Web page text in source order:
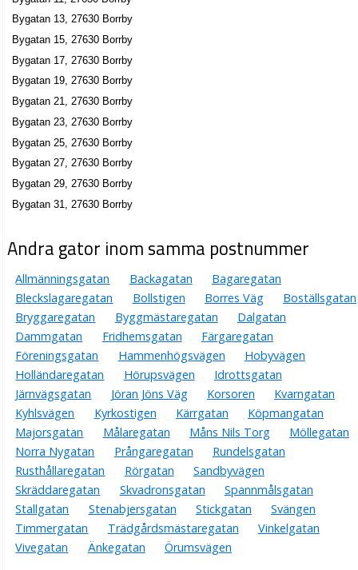
Bygatan 13, 27630 Borrby
Bygatan 15, 27630 Borrby
Bygatan 17, 27630 Borrby
Bygatan 19, 27630 Borrby
Bygatan 21, 27630 Borrby
Bygatan 23, 27630 Borrby
Bygatan 25, 27630 Borrby
Bygatan 27, 27630 Borrby
Bygatan 29, 27630 Borrby
Bygatan 31, 27630 Borrby
Andra gator inom samma postnummer
Allmänningsgatan Backagatan
Bagaregatan
Bleckslagaregatan
Bollstigen Borres Väg
Boställsgatan
Bryggaregatan
Byggmästaregatan
Dalgatan
Dammgatan
Fridhemsgatan
Färgaregatan
Föreningsgatan
Hammenhögsvägen
Hobyvägen
Holländaregatan
Hörupsvägen
Idrottsgatan
Järnvägsgatan
Jöran Jöns Väg Korsoren
Kvarngatan
Kyhlsvägen
Kyrkostigen Kärrgatan
Köpmangatan
Majorsgatan
Målaregatan Måns Nils Torg
Möllegatan
Norra Nygatan
Prångaregatan
Rundelsgatan
Rusthållaregatan
Rörgatan
Sandbyvägen
Skräddaregatan
Skvadronsgatan
Spannmålsgatan
Stallgatan
Stenabjersgatan Stickgatan
Svängen
Timmergatan
Trädgårdsmästaregatan
Vinkelgatan
Vivegatan
Änkegatan Örumsvägen